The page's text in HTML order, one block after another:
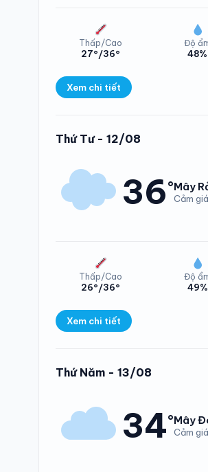
Thấp/Cao
27°/36°
Độ
48%
Xem chi tiết
Thứ Tư - 12/08
36°Mây
Cảm
Thấp/Cao
26°/36°
Độ
49%
Xem chi tiết
Thứ Năm - 13/08
34°Mây
Cảm